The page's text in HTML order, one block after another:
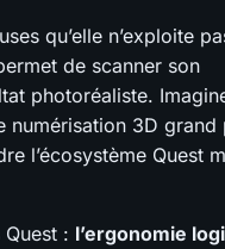
qu’elle n’exploite
de scanner son
photoréaliste.
numérisation 3D grand
l’écosystème Quest
: l’ergonomie